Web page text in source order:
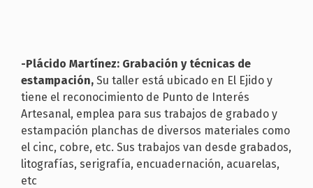
-Plácido Martínez: Grabación y técnicas de
estampación, Su taller está ubicado en El Ejido y
tiene el reconocimiento de Punto de Interés
Artesanal, emplea para sus trabajos de grabado y
estampación planchas de diversos materiales como
el cinc, cobre, etc. Sus trabajos van desde grabados,
litografías, serigrafía, encuadernación, acuarelas,
etc